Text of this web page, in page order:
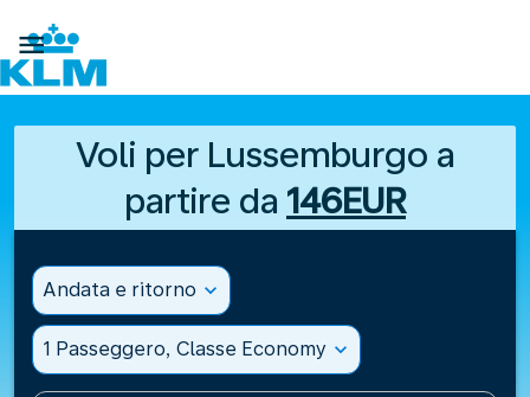

Voli per Lussemburgo a
partire da 146EUR
Andata e ritorno expand_more
1 Passeggero, Classe Economy expand_more